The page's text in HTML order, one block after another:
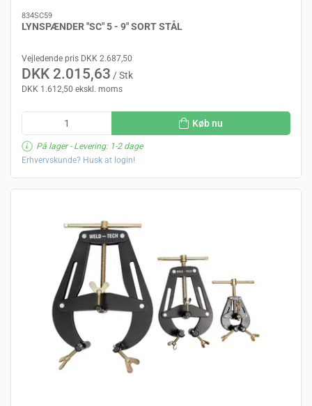
834SC59
LYNSPÆNDER "SC" 5 - 9" SORT STÅL
Vejledende pris DKK 2.687,50
DKK 2.015,63 / Stk
DKK 1.612,50 ekskl. moms
Køb nu
På lager- Levering: 1-2 dage
Erhvervskunde? Husk at login!